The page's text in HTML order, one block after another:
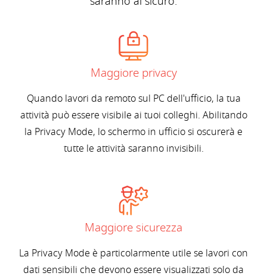
Maggiore privacy
Quando lavori da remoto sul PC dell'ufficio, la tua
attività può essere visibile ai tuoi colleghi. Abilitando
la Privacy Mode, lo schermo in ufficio si oscurerà e
tutte le attività saranno invisibili.
Maggiore sicurezza
La Privacy Mode è particolarmente utile se lavori con
dati sensibili che devono essere visualizzati solo da